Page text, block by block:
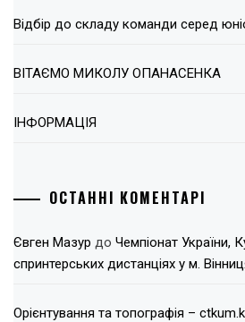
Відбір до складу команди серед
ВІТАЄМО МИКОЛУ ОПАНАСЕНКА
ІНФОРМАЦІЯ
ОСТАННІ КОМЕНТАРІ
Євген Мазур до Чемпіонат України,
спринтерських дистанціях у м.
Орієнтування та топографія –